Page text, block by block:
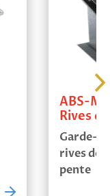
ABS-
Rives
Garde-
rives de
pente